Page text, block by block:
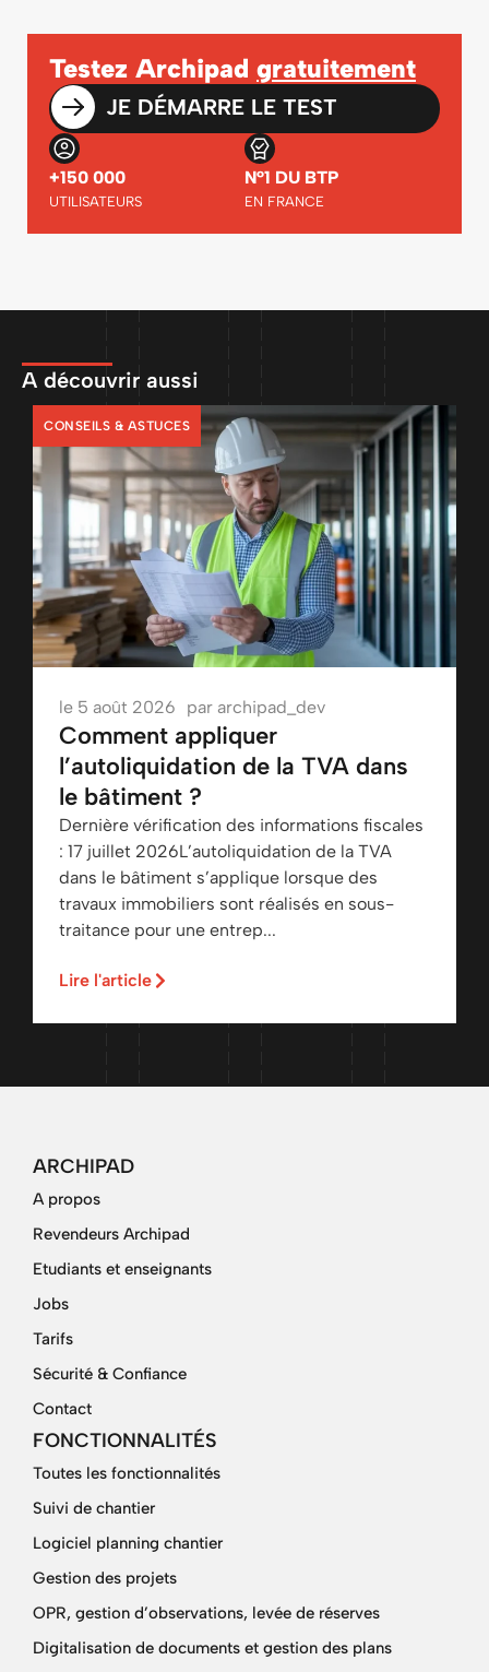
Testez Archipad gratuitement
JE DÉMARRE LE TEST
+150 000
UTILISATEURS
N°1 DU BTP
EN FRANCE
A découvrir aussi
CONSEILS & ASTUCES
le 5 août 2026 par archipad_dev
Comment appliquer
l’autoliquidation de la TVA dans
le bâtiment ?
Dernière vérification des informations fiscales
: 17 juillet 2026L’autoliquidation de la TVA
dans le bâtiment s’applique lorsque des
travaux immobiliers sont réalisés en sous-
traitance pour une entrep...
Lire l'article
ARCHIPAD
A propos
Revendeurs Archipad
Etudiants et enseignants
Jobs
Tarifs
Sécurité & Confiance
Contact
FONCTIONNALITÉS
Toutes les fonctionnalités
Suivi de chantier
Logiciel planning chantier
Gestion des projets
OPR, gestion d’observations, levée de réserves
Digitalisation de documents et gestion des plans